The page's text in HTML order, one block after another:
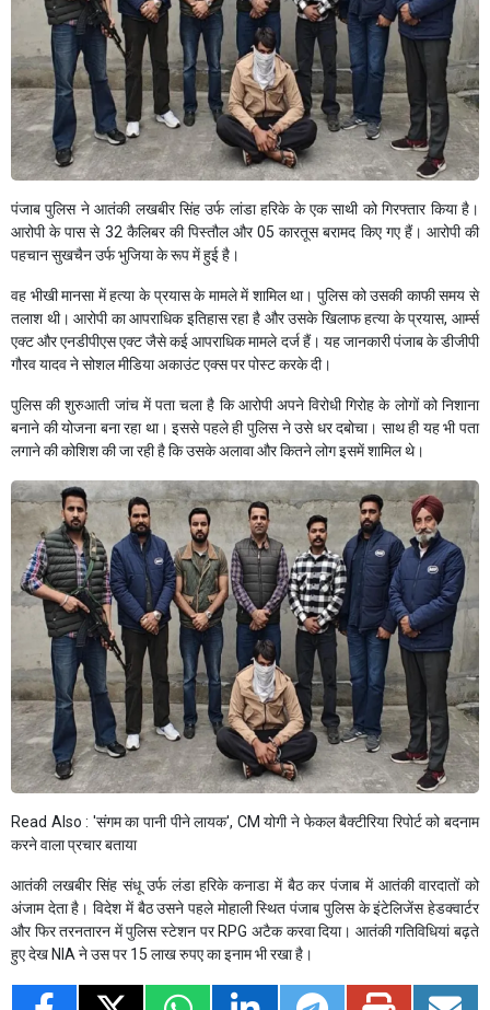
पंजाब पुलिस ने आतंकी लखबीर सिंह उर्फ ​​लांडा हरिके के एक साथी को गिरफ्तार किया है।
आरोपी के पास से 32 कैलिबर की पिस्तौल और 05 कारतूस बरामद किए गए हैं। आरोपी की
पहचान सुखचैन उर्फ ​​भुजिया के रूप में हुई है।
वह भीखी मानसा में हत्या के प्रयास के मामले में शामिल था। पुलिस को उसकी काफी समय से
तलाश थी। आरोपी का आपराधिक इतिहास रहा है और उसके खिलाफ हत्या के प्रयास, आर्म्स
एक्ट और एनडीपीएस एक्ट जैसे कई आपराधिक मामले दर्ज हैं। यह जानकारी पंजाब के डीजीपी
गौरव यादव ने सोशल मीडिया अकाउंट एक्स पर पोस्ट करके दी।
पुलिस की शुरुआती जांच में पता चला है कि आरोपी अपने विरोधी गिरोह के लोगों को निशाना
बनाने की योजना बना रहा था। इससे पहले ही पुलिस ने उसे धर दबोचा। साथ ही यह भी पता
लगाने की कोशिश की जा रही है कि उसके अलावा और कितने लोग इसमें शामिल थे।
Read Also : 'संगम का पानी पीने लायक', CM योगी ने फेकल बैक्टीरिया रिपोर्ट को बदनाम
करने वाला प्रचार बताया
आतंकी लखबीर सिंह संधू उर्फ लंडा हरिके कनाडा में बैठ कर पंजाब में आतंकी वारदातों को
अंजाम देता है। विदेश में बैठ उसने पहले मोहाली स्थित पंजाब पुलिस के इंटेलिजेंस हेडक्वार्टर
और फिर तरनतारन में पुलिस स्टेशन पर RPG अटैक करवा दिया। आतंकी गतिविधियां बढ़ते
हुए देख NIA ने उस पर 15 लाख रुपए का इनाम भी रखा है।